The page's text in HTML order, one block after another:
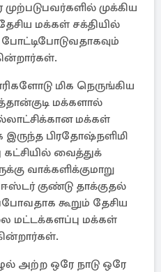
முக்கிய
மக்கள் சக்தியில்
மிக நெருங்கிய
மக்களால்
மக்கள்
பிரதோஷ்நளிமி
வைத்துக்
வாக்களிக்குமாறு
குண்டு தாக்குதல்
கூறும் தேசிய
மட்டக்களப்பு மக்கள்
ஒரே நாடு ஒரே